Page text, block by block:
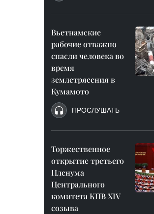
Вьетнамские
рабочие отважно
спасли человека во
время
землетрясения в
Кумамото
ПРОСЛУШАТЬ
Торжественное
открытие третьего
Пленума
Центрального
комитета КПВ XIV
созыва